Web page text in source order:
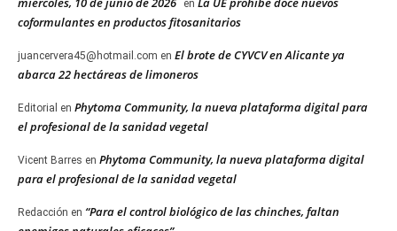
en
coformulantes en productos fitosanitarios
juancervera45@hotmail.com en El brote de CYVCV en Alicante ya
abarca 22 hectáreas de limoneros
Editorial en Phytoma Community, la nueva plataforma digital para
el profesional de la sanidad vegetal
Vicent Barres en Phytoma Community, la nueva plataforma digital
para el profesional de la sanidad vegetal
Redacción en “Para el control biológico de las chinches, faltan